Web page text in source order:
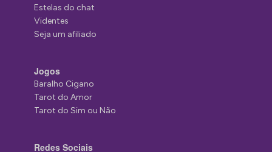
Estelas do chat
Videntes
Seja um afiliado
Jogos
Baralho Cigano
Tarot do Amor
Tarot do Sim ou Não
Redes Sociais